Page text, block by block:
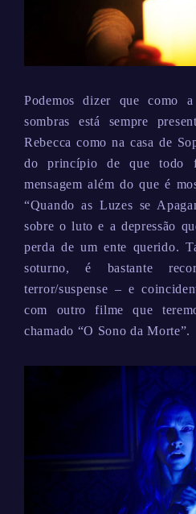
Podemos dizer que como
sombras está sempre
Rebecca como na casa de
do princípio de que todo
mensagem além do que é
“Quando as Luzes se
sobre o luto e a depressão
perda de um ente querido.
soturno, é bastante
terror/suspense – e
com outro filme que
chamado “O Sono da Morte”.